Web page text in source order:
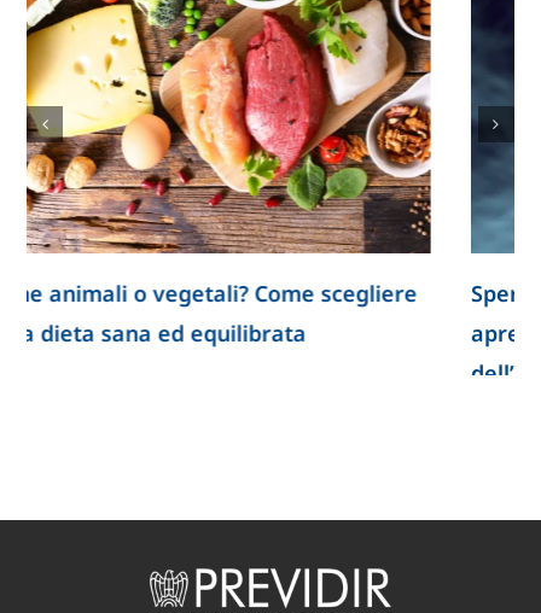
Spermatozoi creati in laboratorio: la ricerca
apre nuove prospettive per lo studio